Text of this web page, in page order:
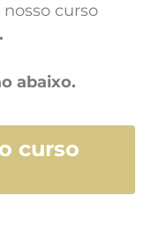
curso
abaixo.
curso